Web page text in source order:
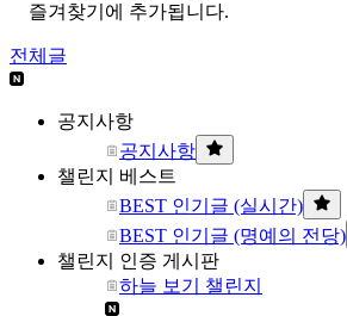
즐겨찾기에 추가됩니다.
전체글
공지사항
공지사항
챌린지 베스트
BEST 인기글 (실시간)
BEST 인기글 (명예의 전당)
챌린지 인증 게시판
하늘 보기 챌린지